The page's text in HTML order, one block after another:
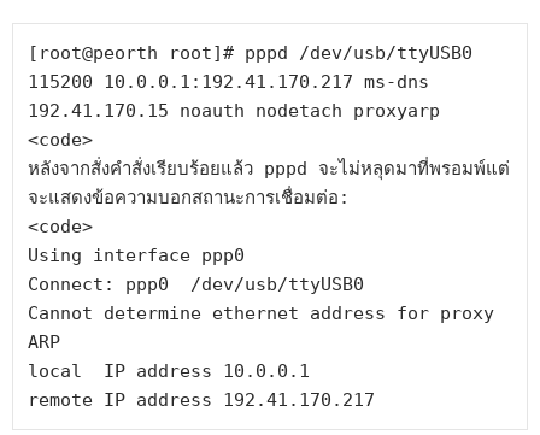
[root@peorth root]# pppd /dev/usb/ttyUSB0
115200 10.0.0.1:192.41.170.217 ms-dns
192.41.170.15 noauth nodetach proxyarp
<code>
หลังจากสั่งคำสั่งเรียบร้อยแล้ว pppd จะไม่หลุดมาที่พรอมพ์แต่
จะแสดงข้อความบอกสถานะการเชื่อมต่อ:
<code>
Using interface ppp0
Connect: ppp0  /dev/usb/ttyUSB0
Cannot determine ethernet address for proxy
ARP
local  IP address 10.0.0.1
remote IP address 192.41.170.217